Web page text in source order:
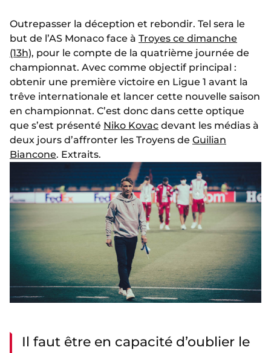
Outrepasser la déception et rebondir. Tel sera le
but de l’AS Monaco face à Troyes ce dimanche
(13h), pour le compte de la quatrième journée de
championnat. Avec comme objectif principal :
obtenir une première victoire en Ligue 1 avant la
trêve internationale et lancer cette nouvelle saison
en championnat. C’est donc dans cette optique
que s’est présenté Niko Kovac devant les médias à
deux jours d’affronter les Troyens de Guilian
Biancone. Extraits.
Il faut être en capacité d’oublier le